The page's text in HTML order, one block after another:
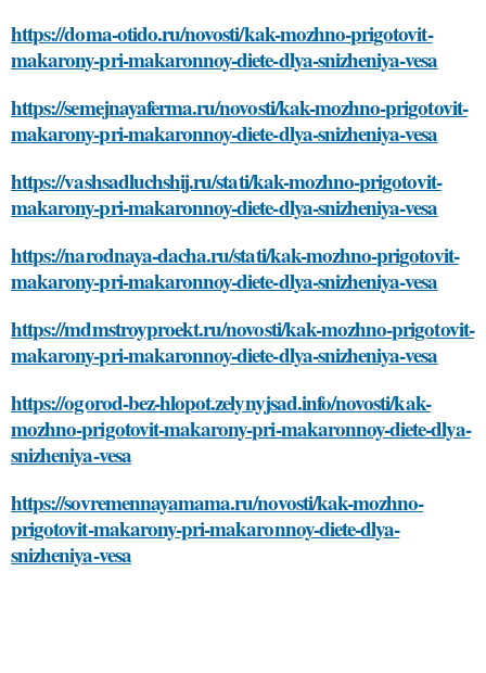
https://doma-otido.ru/novosti/kak-mozhno-prigotovit-
makarony-pri-makaronnoy-diete-dlya-snizheniya-vesa
https://semejnayaferma.ru/novosti/kak-mozhno-prigotovit-
makarony-pri-makaronnoy-diete-dlya-snizheniya-vesa
https://vashsadluchshij.ru/stati/kak-mozhno-prigotovit-
makarony-pri-makaronnoy-diete-dlya-snizheniya-vesa
https://narodnaya-dacha.ru/stati/kak-mozhno-prigotovit-
makarony-pri-makaronnoy-diete-dlya-snizheniya-vesa
https://mdmstroyproekt.ru/novosti/kak-mozhno-prigotovit-
makarony-pri-makaronnoy-diete-dlya-snizheniya-vesa
https://ogorod-bez-hlopot.zelynyjsad.info/novosti/kak-
mozhno-prigotovit-makarony-pri-makaronnoy-diete-dlya-
snizheniya-vesa
https://sovremennayamama.ru/novosti/kak-mozhno-
prigotovit-makarony-pri-makaronnoy-diete-dlya-
snizheniya-vesa